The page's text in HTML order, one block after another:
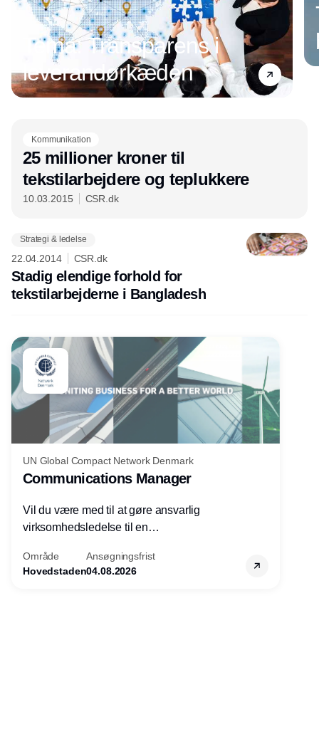
Tema: Transparens i
leverandørkæden
Kommunikation
25 millioner kroner til
tekstilarbejdere og teplukkere
10.03.2015 CSR.dk
Strategi & ledelse
22.04.2014 CSR.dk
Stadig elendige forhold for
tekstilarbejderne i Bangladesh
UN Global Compact Network Denmark
Communications Manager
Vil du være med til at gøre ansvarlig
virksomhedsledelse til en
virksomheder?
Område
Hovedstaden
Ansøgningsfrist
04.08.2026